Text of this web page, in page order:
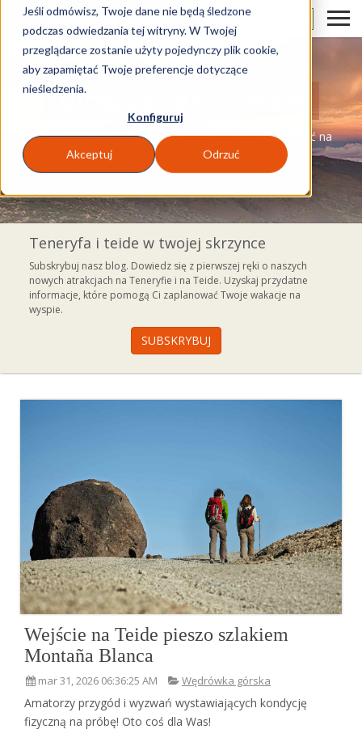
Jeśli odmówisz, Twoje dane nie będą śledzone
podczas odwiedzania tej witryny. W Twojej
przeglądarce zostanie użyty pojedynczy plik cookie,
aby zapamiętać Twoje preferencje dotyczące
nieśledzenia.
Konfiguruj
Akceptuj Odrzuć
Blog volcano Teide
Blog, na którym znajdziesz wszystko, co możesz robić na
Teneryfie
Teneryfa i teide w twojej skrzynce
Subskrybuj nasz blog. Dowiedz się z pierwszej ręki o naszych
nowych atrakcjach na Teneryfie i na Teide. Uzyskaj przydatne
informacje, które pomogą Ci zaplanować Twoje wakacje na
wyspie.
Wejście na Teide pieszo szlakiem
Montaña Blanca
mar 31, 2026 06:36:25 AM Wędrówka górska
Amatorzy przygód i wyzwań wystawiających kondycję
fizyczną na próbę! Oto coś dla Was!